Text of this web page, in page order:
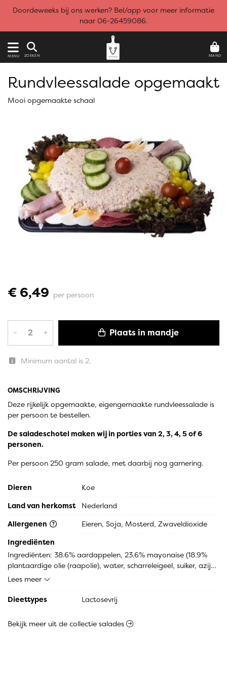
Doordeweeks bij ons werken? Bel/app voor meer informatie
naar 06-26459086.
MENU ZOEKEN MAND
OMSCHRIJVING
Deze rijkelijk opgemaakte, eigengemaakte rundvleessalade is
per persoon te bestellen.
De saladeschotel maken wij in porties van 2, 3, 4, 5 of 6
personen.
Per persoon 250 gram salade, met daarbij nog garnering.
Rundvleessalade opgemaakt
Mooi opgemaakte schaal
€ 6,49 per persoon
– + Plaats in mandje
Minimum aantal is 2.
Dieren
Koe
Land van herkomst
Nederland
Allergenen
Eieren, Soja, Mosterd, Zwaveldioxide
Ingrediënten
Ingrediënten: 38.6% aardappelen, 23.6% mayonaise (18.9%
plantaardige olie (raapolie), water, scharreleigeel, suiker, azijn,
mosterd (water, mosterdzaden, azijn, zout, suiker, kruiden),
voedingszuur: citroenzuur, verdikkingsmiddel: xanthaangom,
appel z schil gem, 4.8% water, 4.0% doperwten (doperwten,
water, zout, suiker), 3.7% worteltjes (Ingrediënten: Wortelen,
Lees meer
Dieettypes Lactosevrij
Bekijk meer uit de collectie salades